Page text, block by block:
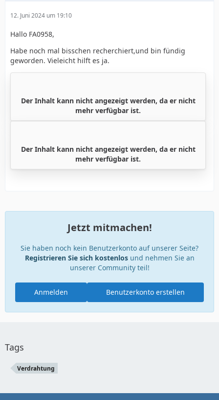
12. Juni 2024 um 19:10
Hallo FA0958,
Habe noch mal bisschen recherchiert,und bin fündig
geworden. Vieleicht hilft es ja.
Der Inhalt kann nicht angezeigt werden, da er nicht
mehr verfügbar ist.
Der Inhalt kann nicht angezeigt werden, da er nicht
mehr verfügbar ist.
Jetzt mitmachen!
Sie haben noch kein Benutzerkonto auf unserer Seite?
Registrieren Sie sich kostenlosund nehmen Sie an
unserer Community teil!
Benutzerkonto erstellen
Anmelden
Tags
Verdrahtung